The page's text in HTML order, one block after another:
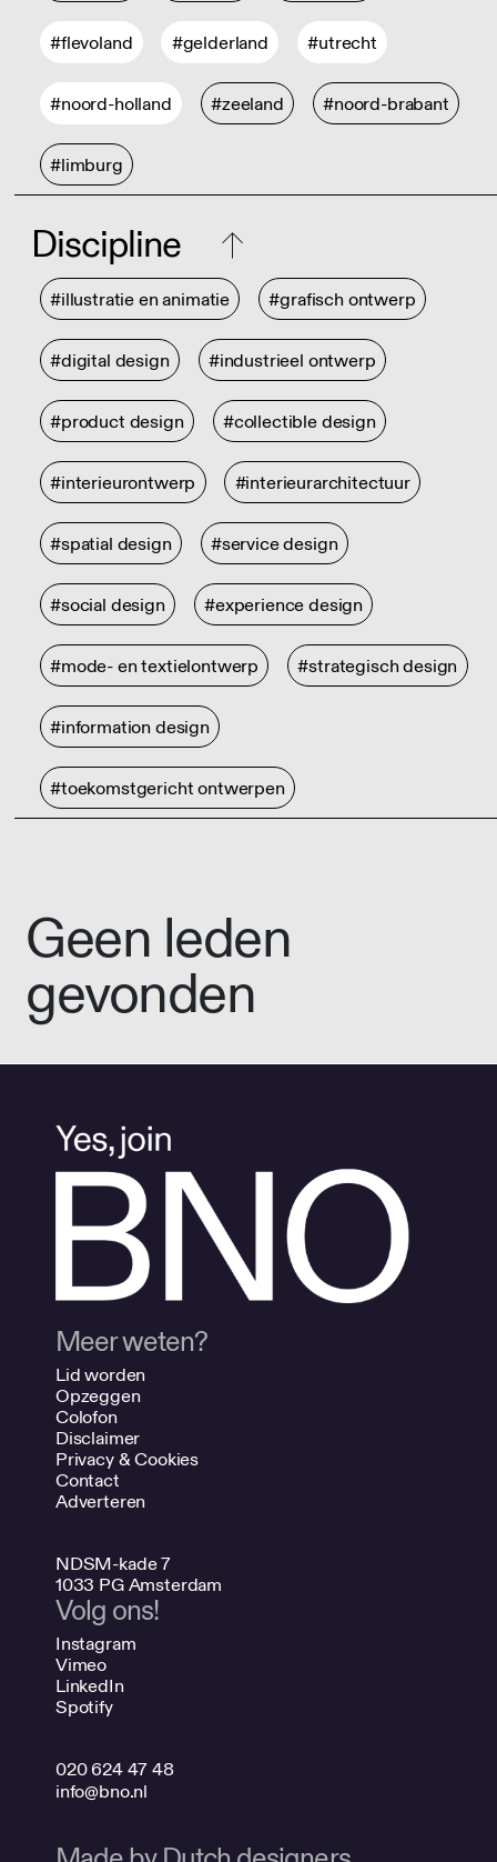
#flevoland #gelderland #utrecht
#noord-holland #zeeland #noord-brabant
#limburg
Discipline
#illustratie en animatie #grafisch ontwerp
#digital design #industrieel ontwerp
#product design #collectible design
#interieurontwerp #interieurarchitectuur
#spatial design #service design
#social design #experience design
#mode- en textielontwerp #strategisch design
#information design
#toekomstgericht ontwerpen
Geen leden
gevonden
Meer weten?
Lid worden
Opzeggen
Colofon
Disclaimer
Privacy & Cookies
Contact
Adverteren
NDSM-kade 7
1033 PG Amsterdam
Volg ons!
Instagram
Vimeo
LinkedIn
Spotify
020 624 47 48
info@bno.nl